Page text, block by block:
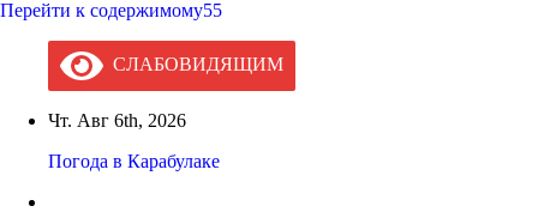
Перейти к содержимому55
СЛАБОВИДЯЩИМ
Чт. Авг 6th, 2026
Погода в Карабулаке